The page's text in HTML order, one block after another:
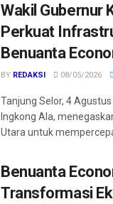
Wakil Gubernur
Perkuat
Benuanta
BY REDAKSI 08/05/2026
Tanjung Selor, 4
Ingkong Ala,
Utara untuk
Benuanta
Transformasi